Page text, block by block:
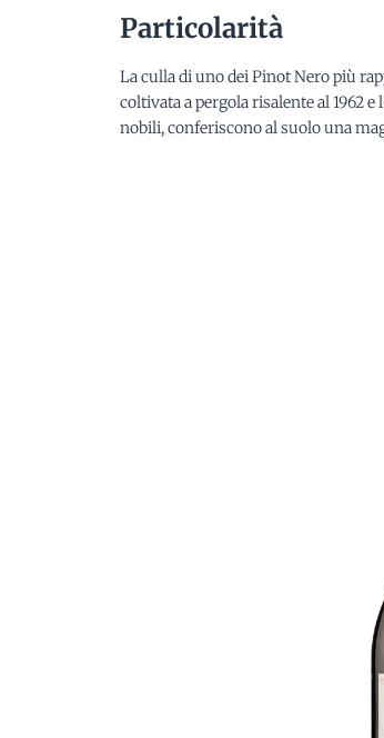
Particolarità
La culla di uno dei Pinot Nero più
coltivata a pergola risalente al 1962
nobili, conferiscono al suolo una